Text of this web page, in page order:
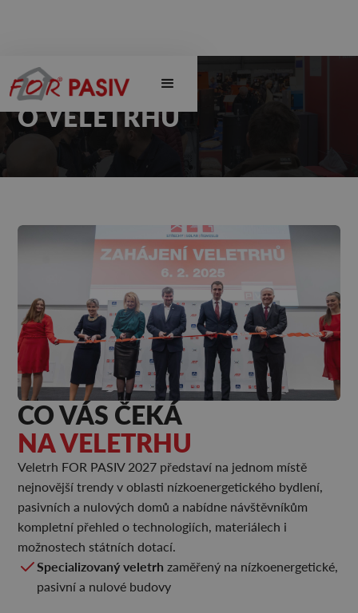
O VELETRHU
CO VÁS ČEKÁ
NA VELETRHU
Veletrh FOR PASIV 2027 představí na jednom místě
nejnovější trendy v oblasti nízkoenergetického bydlení,
pasivních a nulových domů a nabídne návštěvníkům
kompletní přehled o technologiích, materiálech i
možnostech státních dotací.
Specializovaný veletrh zaměřený na nízkoenergetické,
pasivní a nulové budovy